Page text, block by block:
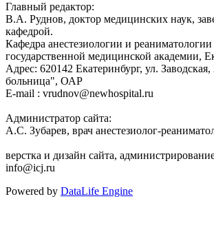
Главный редактор:
В.А. Руднов, доктор медицинских наук,
кафедрой.
Кафедра анестезиологии и реаниматологии
государственной медицинской академии,
Адрес: 620142 Екатеринбург, ул.
больница", ОАР
E-mail : vrudnov@newhospital.ru
Администратор сайта:
А.С. Зубарев, врач анестезиолог-
верстка и дизайн сайта,
info@icj.ru
Powered by DataLife Engine